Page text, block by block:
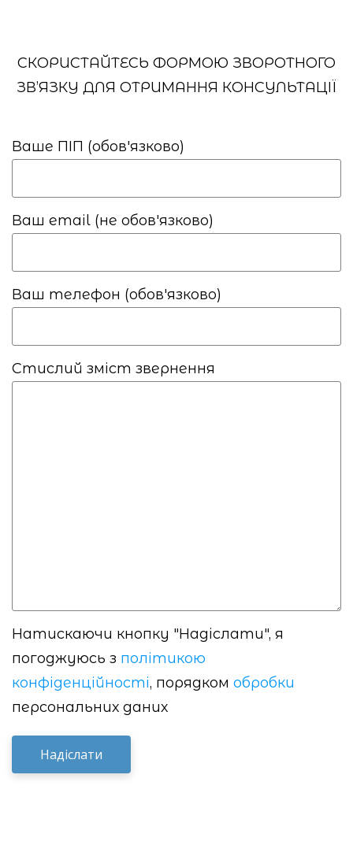
СКОРИСТАЙТЕСЬ ФОРМОЮ ЗВОРОТНОГО
ЗВ’ЯЗКУ ДЛЯ ОТРИМАННЯ КОНСУЛЬТАЦІЇ
Ваше ПІП (обов'язково)
Ваш email (не обов'язково)
Ваш телефон (обов'язково)
Стислий зміст звернення
Натискаючи кнопку "Надіслати", я
погоджуюсь з політикою
конфіденційності, порядком обробки
персональних даних